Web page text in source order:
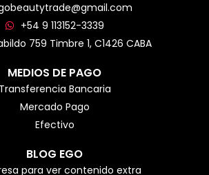
+54 9 113152-3339
759 Timbre 1, C1426 CABA
MEDIOS DE PAGO
Transferencia Bancaria
Mercado Pago
Efectivo
BLOG EGO
para ver contenido extra